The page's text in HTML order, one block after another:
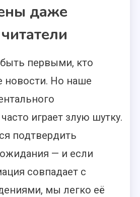
даже
первыми, кто
новости. Но наше
играет злую шутку.
подтвердить
— и если
совпадает с
мы легко её